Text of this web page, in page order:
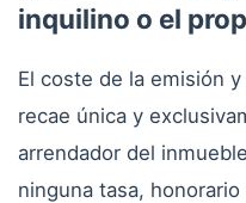
inquilino o el
El coste de la emisión
recae única y
arrendador del
ninguna tasa,